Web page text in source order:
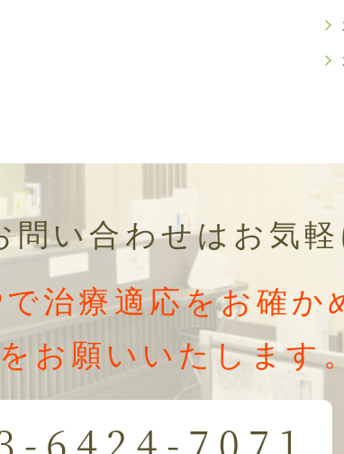
問い合わせはお気軽
治療適応をお確か
お願いいたします